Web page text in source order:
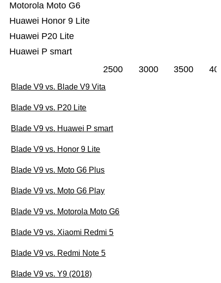
Huawei P smart
Huawei P20 Lite
Huawei Honor 9 Lite
Motorola Moto G6
2500 3000 3500
Blade V9 vs. Blade V9 Vita
Blade V9 vs. P20 Lite
Blade V9 vs. Huawei P smart
Blade V9 vs. Honor 9 Lite
Blade V9 vs. Moto G6 Plus
Blade V9 vs. Moto G6 Play
Blade V9 vs. Motorola Moto G6
Blade V9 vs. Xiaomi Redmi 5
Blade V9 vs. Redmi Note 5
Blade V9 vs. Y9 (2018)